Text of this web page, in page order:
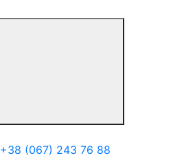
+38 (067) 243 76 88